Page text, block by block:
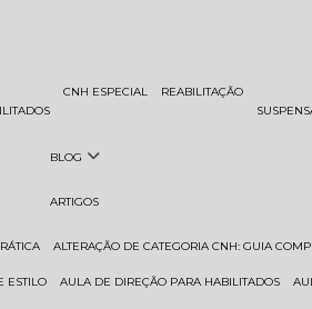
CNH ESPECIAL REABILITAÇÃO
BLOG
ARTIGOS
ALTERAÇÃO DE CATEGORIA CNH: GUIA
ESTILO AULA DE DIREÇÃO PARA HABILITADOS